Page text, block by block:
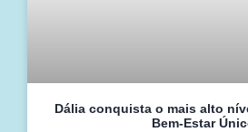
Dália conquista o mais alto
Bem-Estar